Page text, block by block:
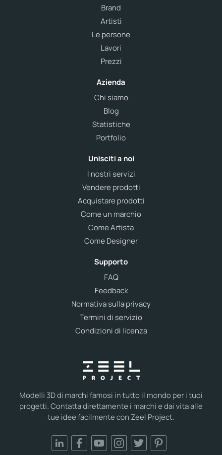
Modelli 3D di marchi famosi in tutto il mondo per i tuoi
progetti. Contatta direttamente i marchi e dai vita alle
tue idee facilmente con Zeel Project.
Brand
Artisti
Le persone
Lavori
Prezzi
Azienda
Chi siamo
Blog
Statistiche
Portfolio
Unisciti a noi
I nostri servizi
Vendere prodotti
Acquistare prodotti
Come un marchio
Come Artista
Come Designer
Supporto
FAQ
Feedback
Normativa sulla privacy
Termini di servizio
Condizioni di licenza